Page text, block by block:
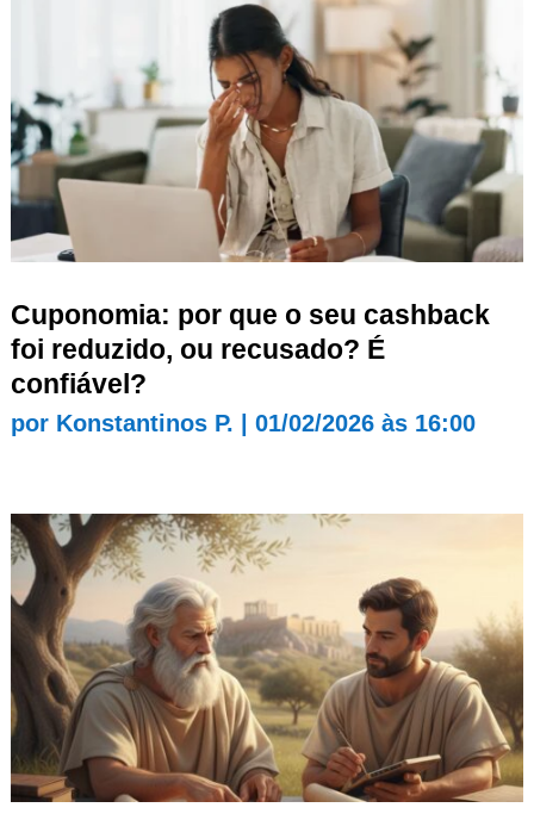
Cuponomia: por que o seu cashback
foi reduzido, ou recusado? É
confiável?
por Konstantinos P. 01/02/2026 às 16:00